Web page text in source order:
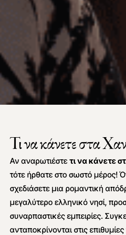
Τι να κάνετε στα
Αν αναρωτιέστε τι να κάνετε
τότε ήρθατε στο σωστό μέρος!
σχεδιάσετε μια ρομαντική
μεγαλύτερο ελληνικό νησί,
συναρπαστικές εμπειρίες.
ανταποκρίνονται στις